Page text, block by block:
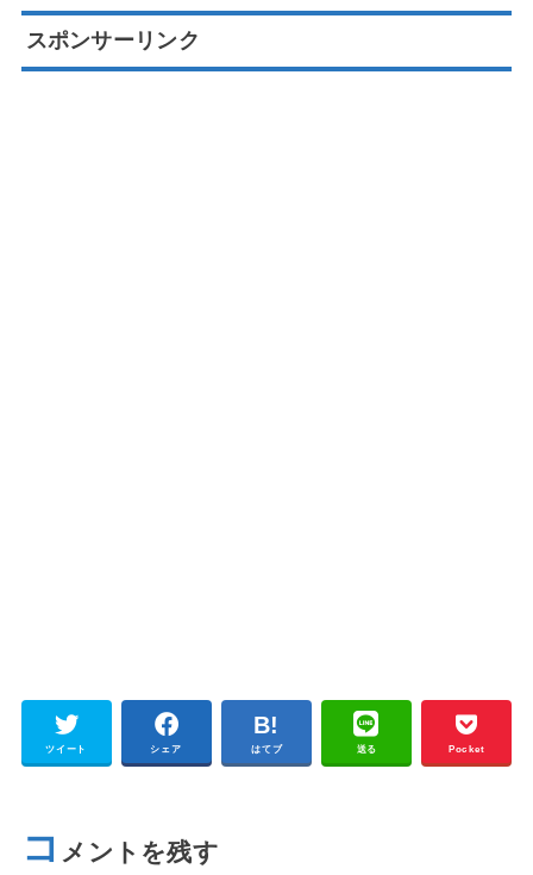
スポンサーリンク
ツイート シェア はてブ 送る Pocket
コ メントを残す